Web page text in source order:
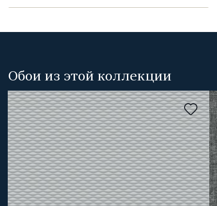
Обои из этой коллекции